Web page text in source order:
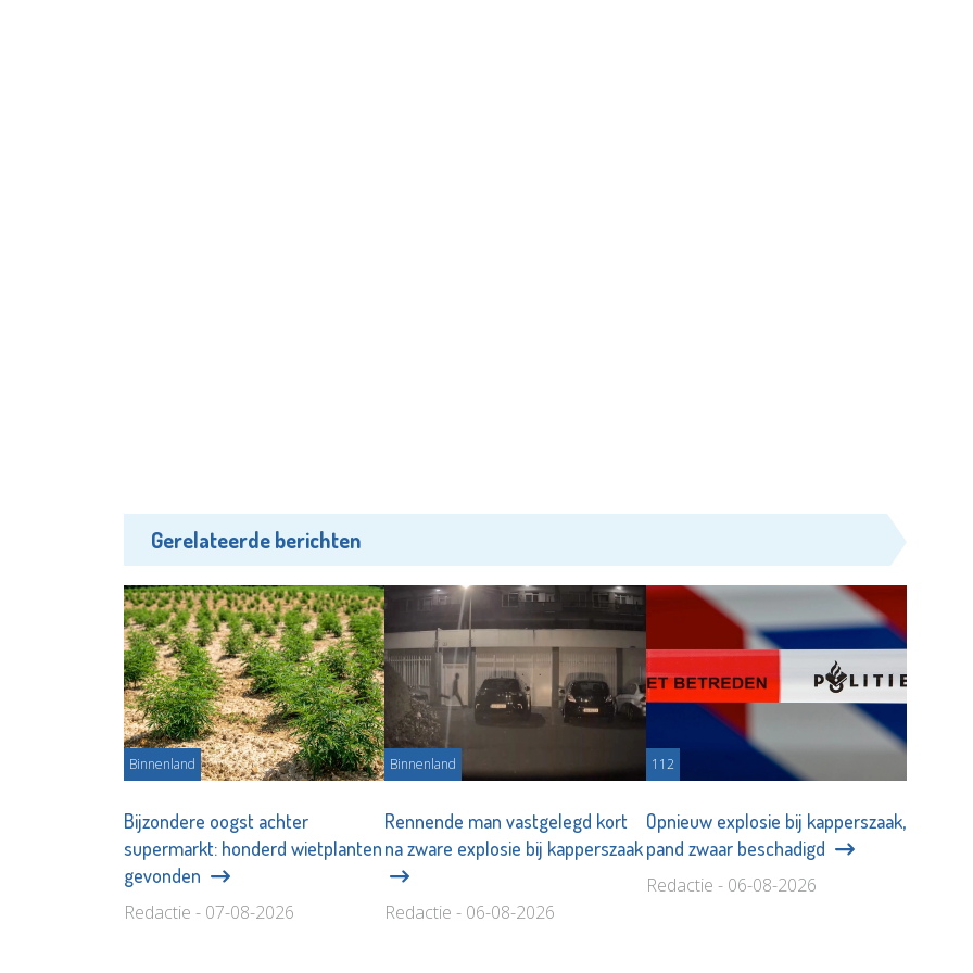
Gerelateerde berichten
Binnenland
Bijzondere oogst achter
supermarkt: honderd wietplanten
gevonden
Redactie - 07-08-2026
Binnenland
Rennende man vastgelegd kort
na zware explosie bij kapperszaak
Redactie - 06-08-2026
112
Opnieuw explosie bij kapperszaak,
pand zwaar beschadigd
Redactie - 06-08-2026